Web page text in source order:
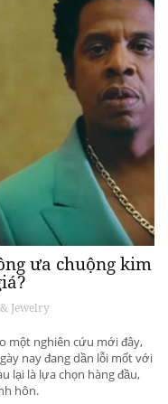
ưa chuộng kim
Jewelry
một nghiên cứu mới đây,
nay đang dần lỗi mốt với
lại là lựa chọn hàng đầu,
hôn.